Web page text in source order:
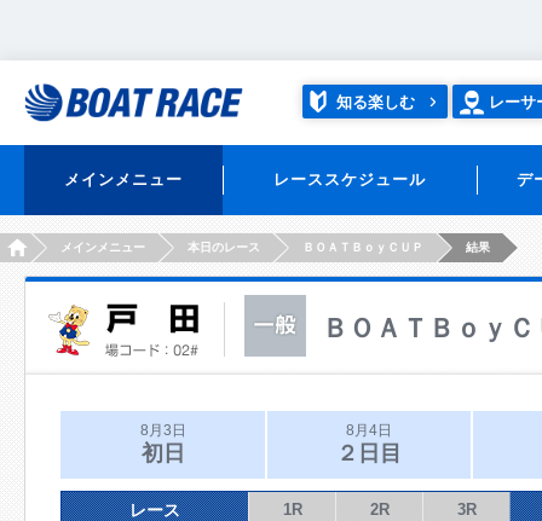
知る楽しむ レーサ
メインメニュー レーススケジュール デ
HOMEメインメニュー 本日のレース ＢＯＡＴＢｏｙＣＵＰ 結果
ＢＯＡＴＢｏｙ
8月3日
初日
8月4日
２日目
レース 1R 2R 3R